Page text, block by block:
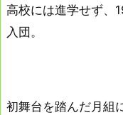
高校には進学せず、
入団。
初舞台を踏んだ月組